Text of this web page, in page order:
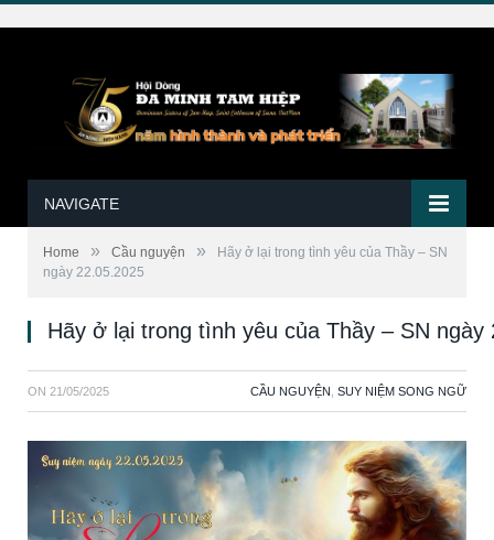
NAVIGATE
Home » Cầu nguyện »
Hãy ở lại trong tình yêu của Thầy – SN
ngày 22.05.2025
Hãy ở lại trong tình yêu của Thầy – SN ngày
ON 21/05/2025 CẦU NGUYỆN SUY NIỆM SONG NGỮ